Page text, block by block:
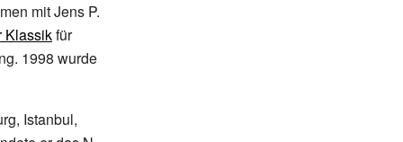
mit Jens P.
Klassikfür
1998 wurde
Istanbul,